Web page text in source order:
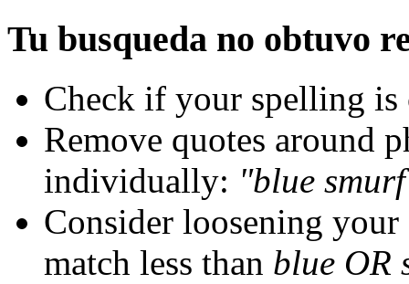
Tu busqueda no obtuvo
Check if your spelling is
Remove quotes around
individually: "blue
Consider loosening
match less than blue OR